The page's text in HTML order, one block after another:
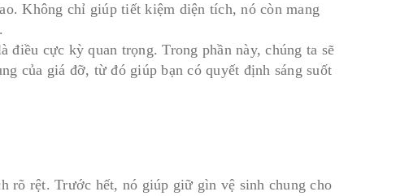
Không chỉ giúp tiết kiệm diện tích, nó còn mang
cực kỳ quan trọng. Trong phần này, chúng ta sẽ
của giá đỡ, từ đó giúp bạn có quyết định sáng suốt
rõ rệt. Trước hết, nó giúp giữ gìn vệ sinh chung cho